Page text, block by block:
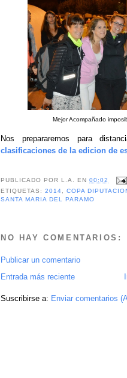
Mejor Acompañado
Nos prepararemos para
clasificaciones de la edicion de
PUBLICADO POR L.A. EN00:02
ETIQUETAS:2014,COPA
SANTA MARIA DEL PARAMO
NO HAY COMENTARIOS:
Publicar un comentario
Entrada más reciente
Suscribirse a: Enviar comentarios